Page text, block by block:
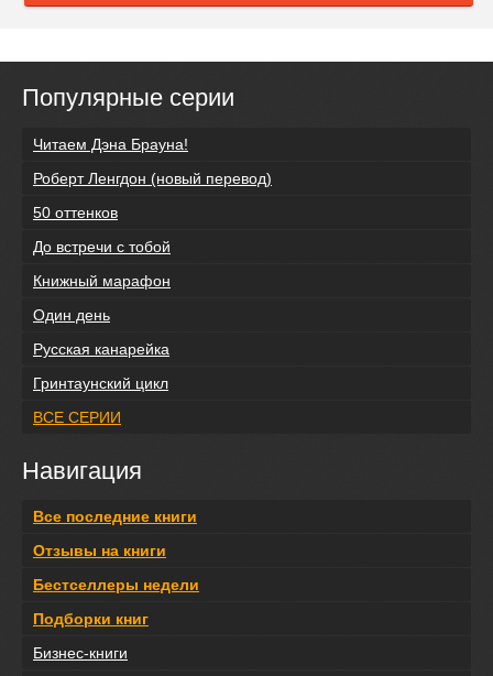
Популярные серии
Читаем Дэна Брауна!
Роберт Ленгдон (новый перевод)
50 оттенков
До встречи с тобой
Книжный марафон
Один день
Русская канарейка
Гринтаунский цикл
ВСЕ СЕРИИ
Навигация
Все последние книги
Отзывы на книги
Бестселлеры недели
Подборки книг
Бизнес-книги